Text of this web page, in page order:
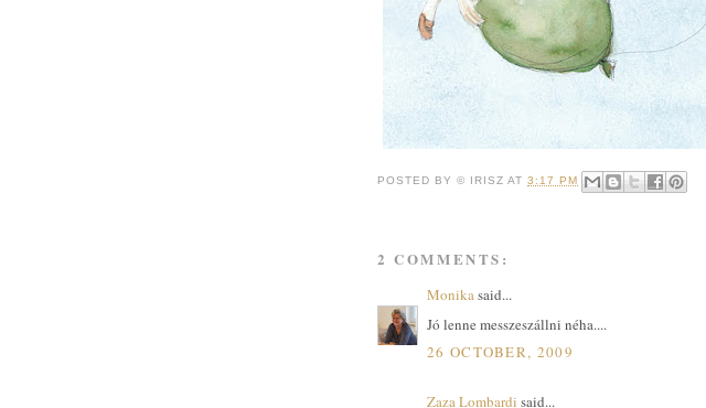
POSTED BY © IRISZ AT3:17 PM
2 COMMENTS:
Monikasaid...
Jó lenne messzeszállni néha....
26 OCTOBER, 2009
Zaza Lombardi said...